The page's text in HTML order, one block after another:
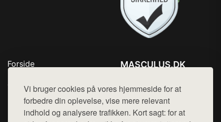
Vi bruger cookies på vores hjemmeside for at
forbedre din oplevelse, vise mere relevant
indhold og analysere trafikken. Kort sagt: for at
Forside
Top Rabatter
Kontakt
MASCULUS.DK
Mail: hej@want.dk
Cookie- og privatlivspolitik